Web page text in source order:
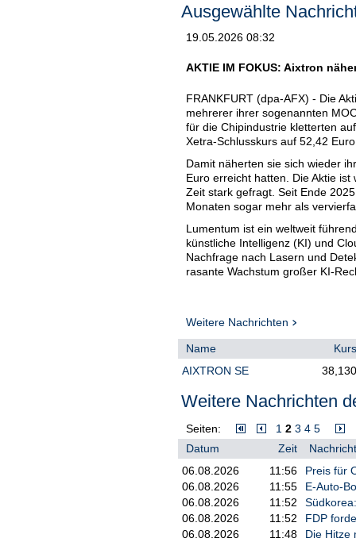
Ausgewählte
19.05.2026 08:32
AKTIE IM FOKUS: Aixtron
FRANKFURT (dpa-AFX) - Die
mehrerer ihrer sogenannten
für die Chipindustrie kletterten
Xetra-Schlusskurs auf 52,42
Damit näherten sie sich wieder
Euro erreicht hatten. Die Aktie
Zeit stark gefragt. Seit Ende
Monaten sogar mehr als
Lumentum ist ein weltweit
künstliche Intelligenz (KI) und
Nachfrage nach Lasern und
rasante Wachstum großer KI-
Weitere Nachrichten
Name
Kurs
AIXTRON SE
38,130
Weitere Nachrichten
Seiten: 1 2 3 4 5
Datum
Zeit
06.08.2026
11:56
Preis für
06.08.2026
11:55
E-Auto-
06.08.2026
11:52
06.08.2026
11:52
FDP
06.08.2026
11:48
Die Hitze